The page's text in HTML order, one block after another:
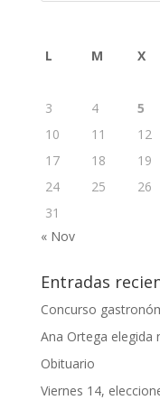
L M X
3
4 5
10
11 12
17
18 19
24
25 26
31
« Nov
Entradas
Concurso
Ana Ortega elegida
Obituario
Viernes 14,